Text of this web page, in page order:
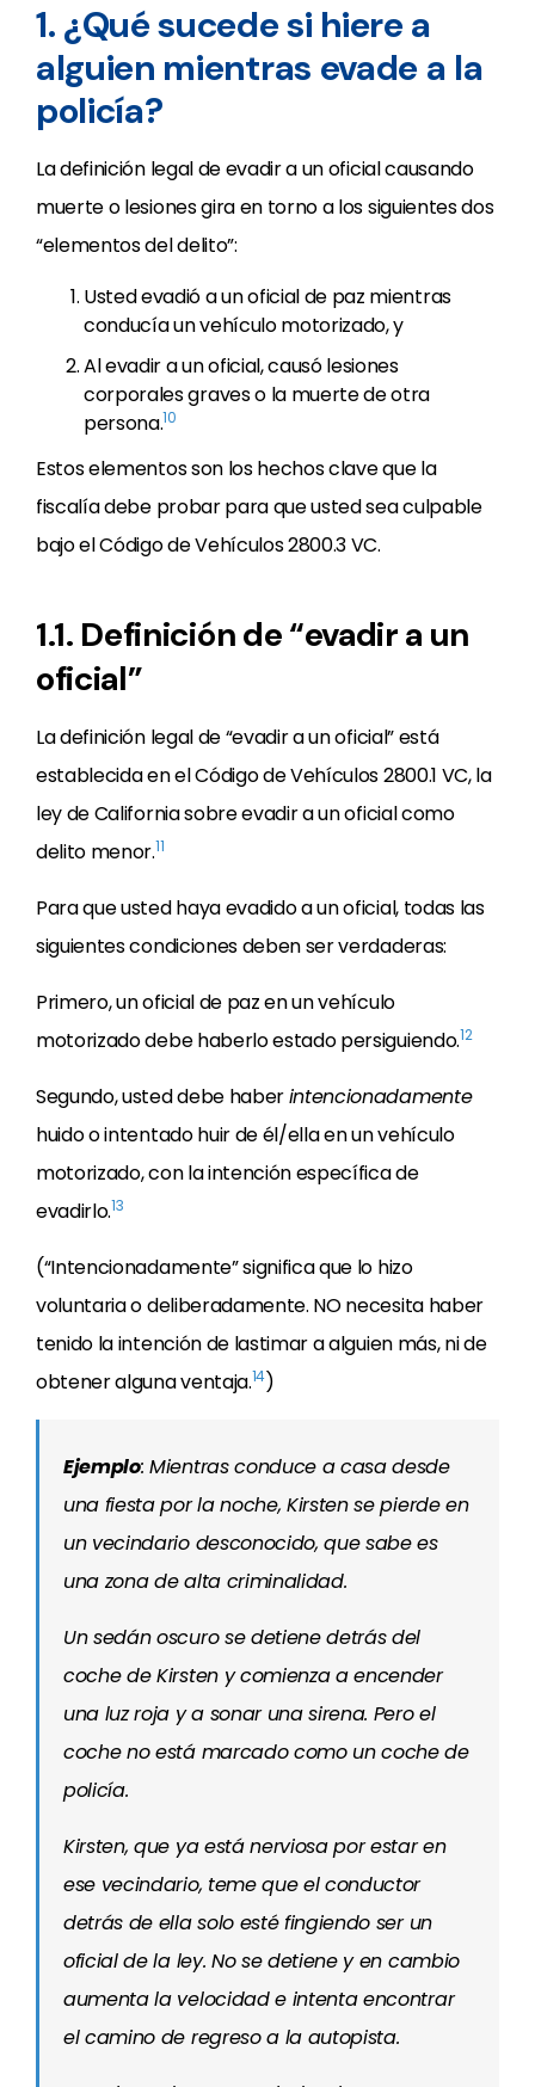
1. ¿Qué sucede si hiere a
alguien mientras evade a la
policía?
La definición legal de evadir a un oficial causando
muerte o lesiones gira en torno a los siguientes dos
“elementos del delito”:
Usted evadió a un oficial de paz mientras
conducía un vehículo motorizado, y
Al evadir a un oficial, causó lesiones
corporales graves o la muerte de otra
persona.10
Estos elementos son los hechos clave que la
fiscalía debe probar para que usted sea culpable
bajo el Código de Vehículos 2800.3 VC.
1.1. Definición de “evadir a un
oficial”
La definición legal de “evadir a un oficial” está
establecida en el Código de Vehículos 2800.1 VC, la
ley de California sobre evadir a un oficial como
delito menor.11
Para que usted haya evadido a un oficial, todas las
siguientes condiciones deben ser verdaderas:
Primero, un oficial de paz en un vehículo
motorizado debe haberlo estado persiguiendo.12
Segundo, usted debe haberintencionadamente
huido o intentado huir de él/ella en un vehículo
motorizado, con la intención específica de
evadirlo.13
(“Intencionadamente” significa que lo hizo
voluntaria o deliberadamente. NO necesita haber
tenido la intención de lastimar a alguien más, ni de
obtener alguna ventaja.14)
Ejemplo: Mientras conduce a casa desde
una fiesta por la noche, Kirsten se pierde en
un vecindario desconocido, que sabe es
una zona de alta criminalidad.
Un sedán oscuro se detiene detrás del
coche de Kirsten y comienza a encender
una luz roja y a sonar una sirena. Pero el
coche no está marcado como un coche de
policía.
Kirsten, que ya está nerviosa por estar en
ese vecindario, teme que el conductor
detrás de ella solo esté fingiendo ser un
oficial de la ley. No se detiene y en cambio
aumenta la velocidad e intenta encontrar
el camino de regreso a la autopista.